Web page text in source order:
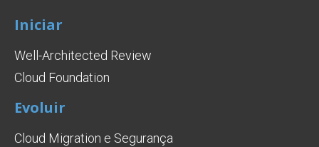
Iniciar
Well-Architected Review
Cloud Foundation
Evoluir
Cloud Migration e Segurança